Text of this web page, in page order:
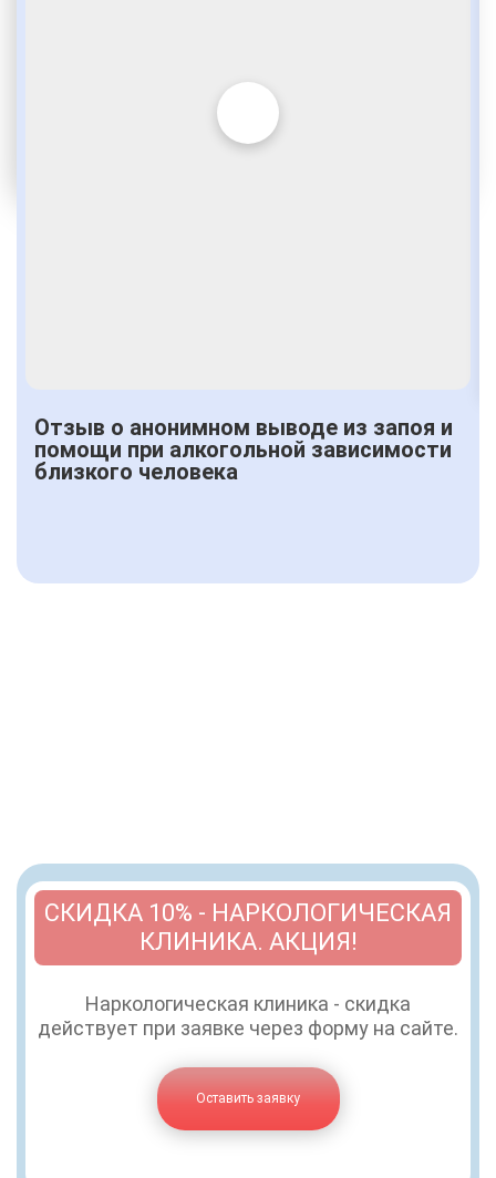
Отзыв о анонимном выводе из запоя и
помощи при алкогольной зависимости
близкого человека
СКИДКА 10% - НАРКОЛОГИЧЕСКАЯ
КЛИНИКА. АКЦИЯ!
Наркологическая клиника - скидка
действует при заявке через форму на сайте.
Оставить заявку